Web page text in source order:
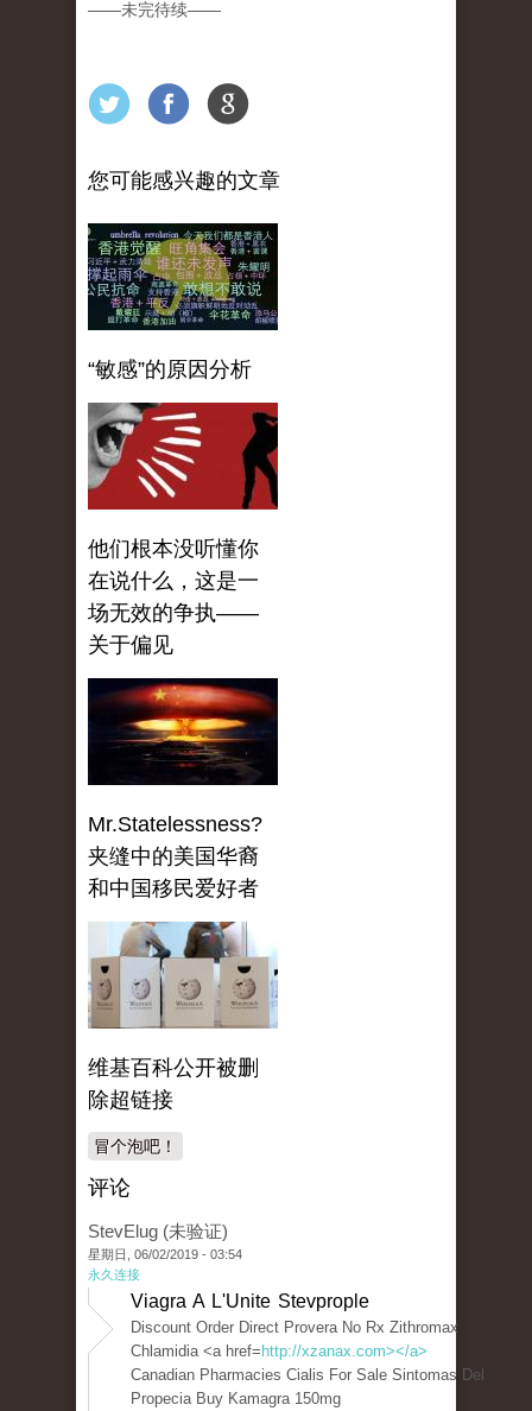
——未完待续——
您可能感兴趣的文章
“敏感”的原因分析
他们根本没听懂你
在说什么，这是一
场无效的争执——
关于偏见
Mr.Statelessness?
夹缝中的美国华裔
和中国移民爱好者
维基百科公开被删
除超链接
冒个泡吧！
评论
StevElug (未验证)
星期日, 06/02/2019 - 03:54
永久连接
Viagra A L'Unite Stevprople
Discount Order Direct Provera No Rx Zithromax
Chlamidia <a href= http://xzanax.com></a>
Canadian Pharmacies Cialis For Sale Sintomas Del
Propecia Buy Kamagra 150mg